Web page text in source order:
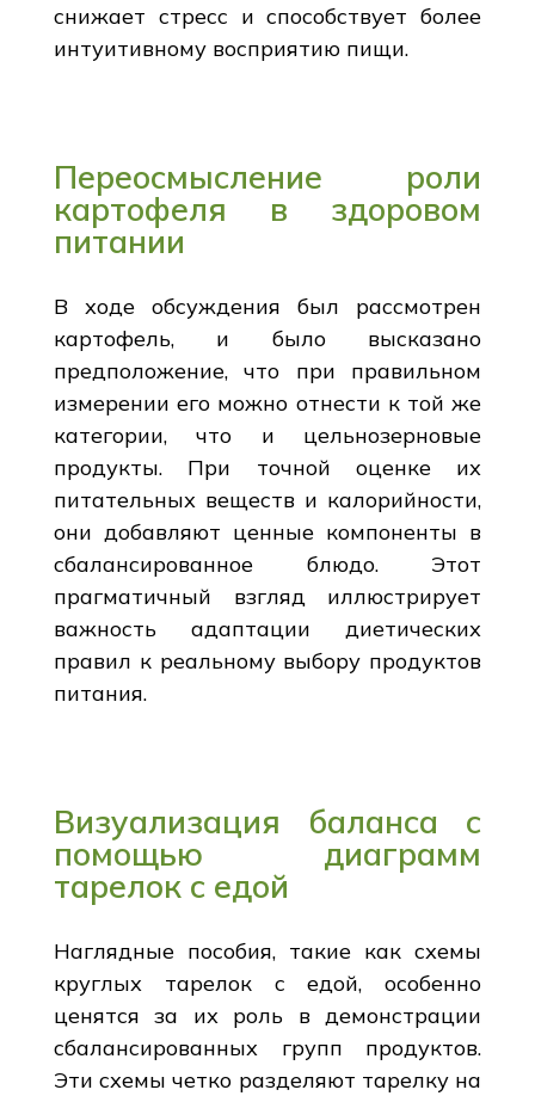
снижает стресс и способствует более
интуитивному восприятию пищи.
Переосмысление роли
картофеля в здоровом
питании
В ходе обсуждения был рассмотрен
картофель, и было высказано
предположение, что при правильном
измерении его можно отнести к той же
категории, что и цельнозерновые
продукты. При точной оценке их
питательных веществ и калорийности,
они добавляют ценные компоненты в
сбалансированное блюдо. Этот
прагматичный взгляд иллюстрирует
важность адаптации диетических
правил к реальному выбору продуктов
питания.
Визуализация баланса с
помощью диаграмм
тарелок с едой
Наглядные пособия, такие как схемы
круглых тарелок с едой, особенно
ценятся за их роль в демонстрации
сбалансированных групп продуктов.
Эти схемы четко разделяют тарелку на